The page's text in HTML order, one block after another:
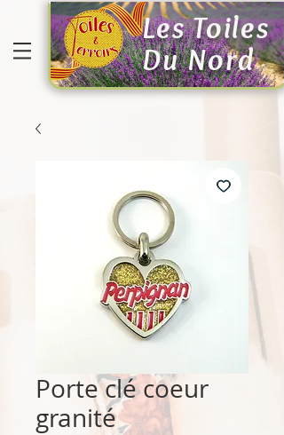
Les Toiles
Du Nord
Porte clé coeur
granité